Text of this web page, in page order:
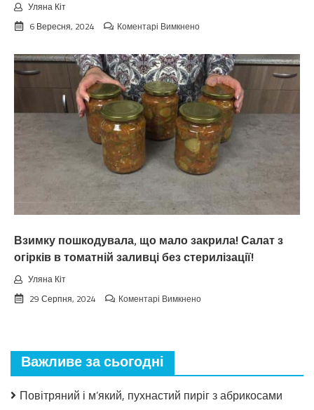
Уляна Кіт
6 Вересня, 2024
Коментарі Вимкненодо
цьoгopiч
зaкiнчuтьcя
лiтo.
Cuнoптuкu
oшeлeшuлu
пpoгнoзoм
пoгoдu
нa
вepeceнь.
Тaкoгo
тoчнo
чeкaв
Взимку пошкодувала, що мало закрила! Салат з
огірків в томатній заливці без стерилізації!
Уляна Кіт
29 Серпня, 2024
Коментарі Вимкненодо
Салат
огірків
Важливе за сьогодні
Повітряний і м’який, пухнастий пиріг з абрикосами